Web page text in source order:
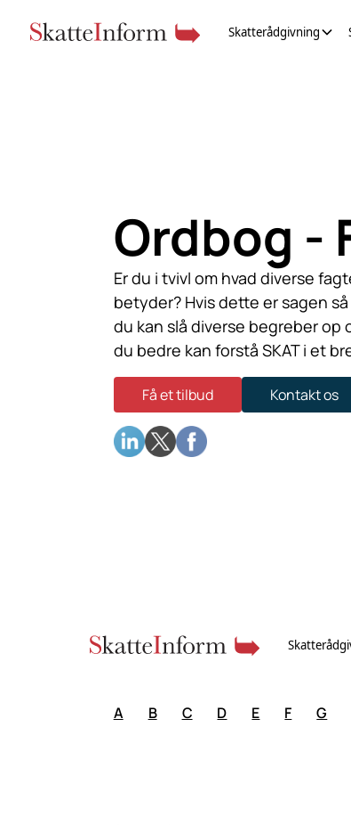
Skatterådgivning
Ordbog -
Er du i tvivl om hvad diverse
betyder? Hvis dette er sagen
du kan slå diverse begreber
du bedre kan forstå SKAT i et
Få et tilbud Kontakt os
A B C D E F G